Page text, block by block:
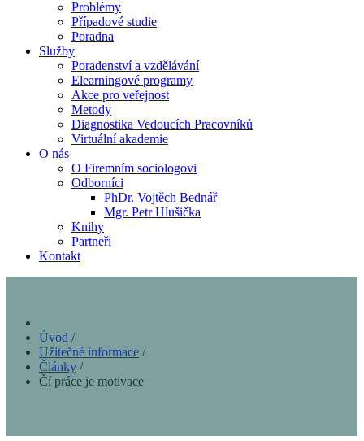
Problémy
Případové studie
Poradna
Služby
Poradenství a vzdělávání
Elearningové programy
Akce pro veřejnost
Metody
Diagnostika Vedoucích Pracovníků
Virtuální akademie
O nás
O Firemním sociologovi
Odborníci
PhDr. Vojtěch Bednář
Mgr. Petr Hlušička
Knihy
Partneři
Kontakt
Úvod /
Užitečné informace /
Články /
Čí práce je motivace